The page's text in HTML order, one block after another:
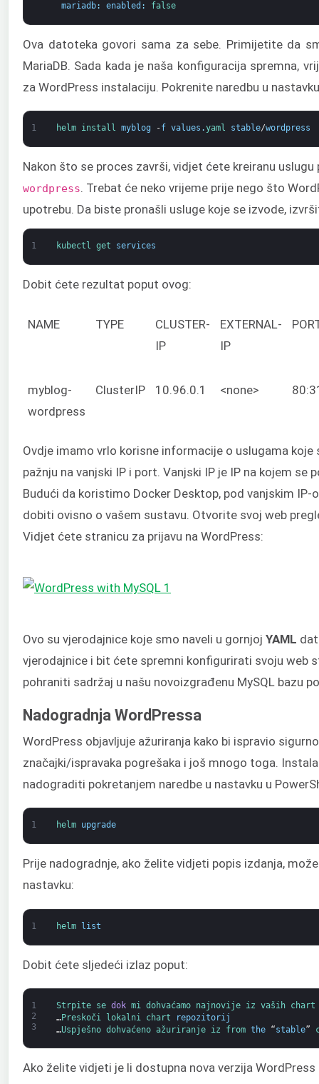
mariadb: enabled : false
Ova datoteka govori sama za sebe. Primijetite da
MariaDB. Sada kada je naša konfiguracija spremna,
za WordPress instalaciju. Pokrenite naredbu u
1 helm install myblog -f values .yaml stable/wordpress
Nakon što se proces završi, vidjet ćete kreiranu
wordpress. Trebat će neko vrijeme prije nego što
upotrebu. Da biste pronašli usluge koje se izvode,
1 kubectl get services
Dobit ćete rezultat poput ovog:
NAME TYPE
CLUSTER-
IP
EXTERNAL-
IP
myblog-
wordpress
ClusterIP 10.96.0.1 <none>
Ovdje imamo vrlo korisne informacije o uslugama
pažnju na vanjski IP i port. Vanjski IP je IP na kojem se
Budući da koristimo Docker Desktop, pod vanjskim IP-
dobiti ovisno o vašem sustavu. Otvorite svoj web
Vidjet ćete stranicu za prijavu na WordPress:
Ovo su vjerodajnice koje smo naveli u gornjoj YAML
vjerodajnice i bit ćete spremni konfigurirati svoju web
pohraniti sadržaj u našu novoizgrađenu MySQL bazu
Nadogradnja WordPressa
WordPress objavljuje ažuriranja kako bi ispravio
značajki/ispravaka pogrešaka i još mnogo toga.
nadograditi pokretanjem naredbe u nastavku u
1 helm upgrade
Prije nadogradnje, ako želite vidjeti popis izdanja,
nastavku:
1 helm list
Dobit ćete sljedeći izlaz poput:
1
2
3
Strpite se dok mi dohvaćamo najnovije iz vaših
…Preskoči lokalni chart
repozitorij
…Uspješno dohvaćeno ažuriranje iz from the “stable”
Ako želite vidjeti je li dostupna nova verzija